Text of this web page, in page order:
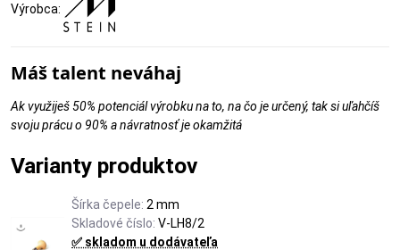
Výrobca:
Máš talent neváhaj
Ak využiješ 50% potenciál výrobku na to, na čo je určený, tak si uľahčíš
svoju prácu o 90% a návratnosť je okamžitá
Varianty produktov
Šírka čepele: 2 mm
Skladové číslo: V-LH8/2
✅ skladom u dodávateľa